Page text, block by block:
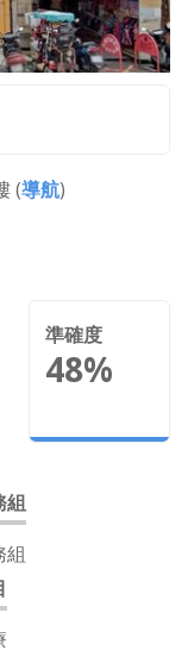
(導航)
準確度
48%
組
組